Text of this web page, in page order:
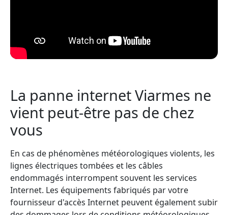
La panne internet Viarmes ne
vient peut-être pas de chez
vous
En cas de phénomènes météorologiques violents, les
lignes électriques tombées et les câbles
endommagés interrompent souvent les services
Internet. Les équipements fabriqués par votre
fournisseur d'accès Internet peuvent également subir